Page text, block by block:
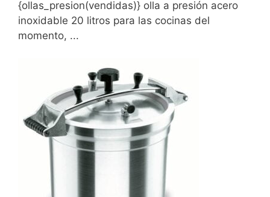
{ollas_presion(vendidas)} olla a presión acero
inoxidable 20 litros para las cocinas del
momento, ...